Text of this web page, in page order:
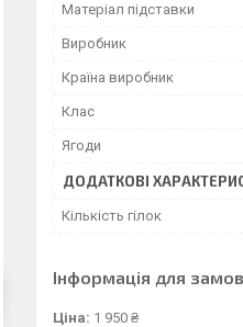
Матеріал підставки
Виробник
Країна виробник
Клас
Ягоди
ДОДАТКОВІ
Кількість гілок
Інформація для
Ціна: 1 950 ₴